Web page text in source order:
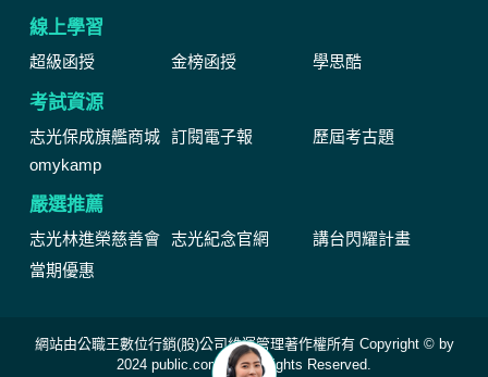
線上學習
超級函授 金榜函授 學思酷
考試資源
志光保成旗艦商城 訂閱電子報
歷屆考古題
omykamp
嚴選推薦
志光林進榮慈善會 志光紀念官網
講台閃耀計畫
當期優惠
網站由公職王數位行銷(股)公司維運管理著作權所有 Copyright © by
2024 public.com.tw All Rights Reserved.